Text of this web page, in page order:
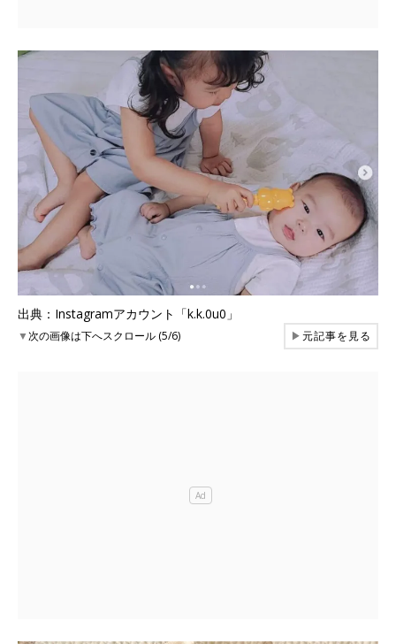
出典：Instagramアカウント「k.k.0u0」
▼次の画像は下へスクロール (5/6) ▶元記事を見る